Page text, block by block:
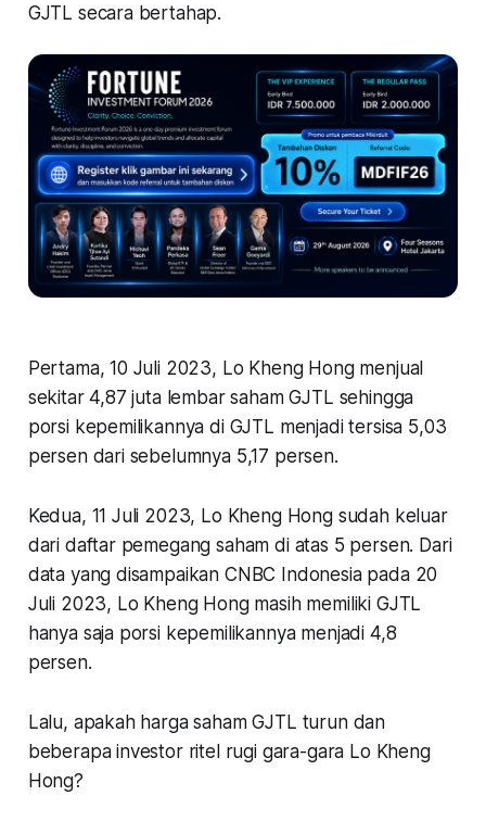
GJTL secara bertahap.
Pertama, 10 Juli 2023, Lo Kheng Hong menjual
sekitar 4,87 juta lembar saham GJTL sehingga
porsi kepemilikannya di GJTL menjadi tersisa 5,03
persen dari sebelumnya 5,17 persen.
Kedua, 11 Juli 2023, Lo Kheng Hong sudah keluar
dari daftar pemegang saham di atas 5 persen. Dari
data yang disampaikan CNBC Indonesia pada 20
Juli 2023, Lo Kheng Hong masih memiliki GJTL
hanya saja porsi kepemilikannya menjadi 4,8
persen.
Lalu, apakah harga saham GJTL turun dan
beberapa investor ritel rugi gara-gara Lo Kheng
Hong?